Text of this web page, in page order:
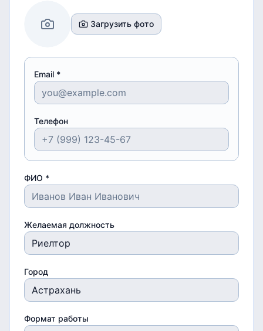
Загрузить фото
Email *
Телефон
ФИО *
Желаемая должность
Город
Формат работы